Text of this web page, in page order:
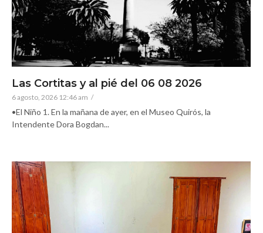
Las Cortitas y al pié del 06 08 2026
6 agosto, 2026 12:46 am /
•El Niño 1. En la mañana de ayer, en el Museo Quirós, la
Intendente Dora Bogdan...